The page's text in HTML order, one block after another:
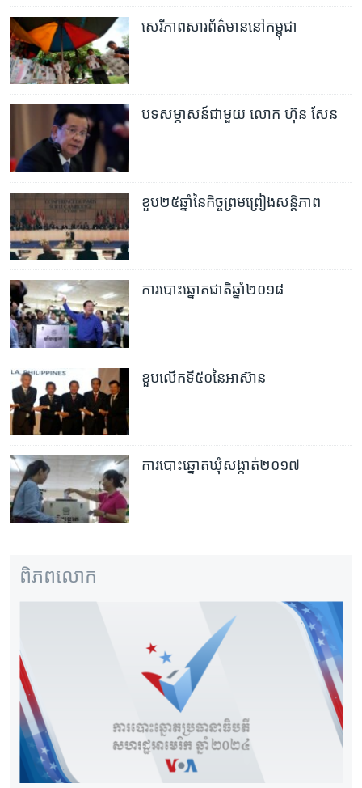
សេរីភាពសារព័ត៌មាននៅកម្ពុជា
បទសម្ភាសន៍ជាមួយ លោក ហ៊ុន សែន
ខួប២៥ឆ្នាំនៃកិច្ចព្រមព្រៀងសន្តិភាព
ការបោះឆ្នោតជាតិឆ្នាំ២០១៨
ខួបលើកទី៥០នៃអាស៊ាន
ការ​បោះឆ្នោត​ឃុំ​សង្កាត់​២០១៧
ពិភពលោក